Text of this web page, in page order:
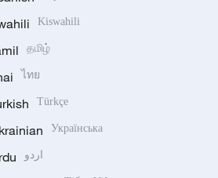
Kiswahili
தமிழ்
ไทย
Türkçe
Українська
اردو